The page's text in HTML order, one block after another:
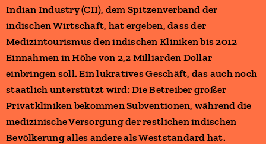
Indian Industry (CII), dem Spitzenverband der
indischen Wirtschaft, hat ergeben, dass der
Medizintourismus den indischen Kliniken bis 2012
Einnahmen in Höhe von 2,2 Milliarden Dollar
einbringen soll. Ein lukratives Geschäft, das auch noch
staatlich unterstützt wird: Die Betreiber großer
Privatkliniken bekommen Subventionen, während die
medizinische Versorgung der restlichen indischen
Bevölkerung alles andere als Weststandard hat.